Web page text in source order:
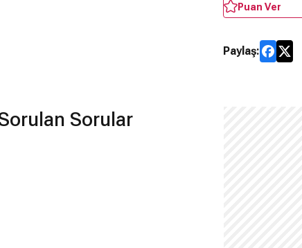
Puan Ver
Paylaş:
Sorular